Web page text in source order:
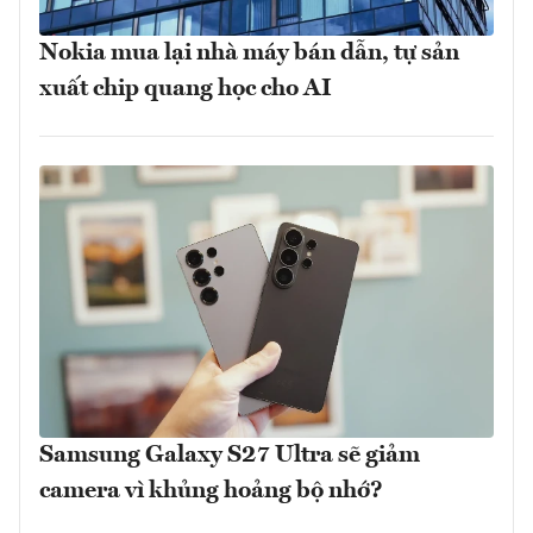
Nokia mua lại nhà máy bán dẫn, tự sản
xuất chip quang học cho AI
Samsung Galaxy S27 Ultra sẽ giảm
camera vì khủng hoảng bộ nhớ?